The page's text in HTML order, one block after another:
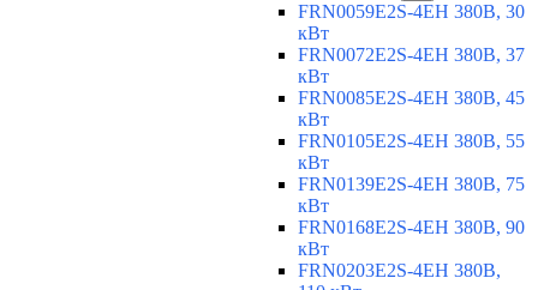
FRN0059E2S-4EH 380В, 30
кВт
FRN0072E2S-4EH 380В, 37
кВт
FRN0085E2S-4EH 380В, 45
кВт
FRN0105E2S-4EH 380В, 55
кВт
FRN0139E2S-4EH 380В, 75
кВт
FRN0168E2S-4EH 380В, 90
кВт
FRN0203E2S-4EH 380В,